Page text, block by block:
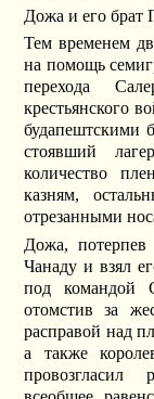
Дожа и его брат
Тем временем
на помощь
перехода
крестьянского
будапештскими
стоявший
количество
казням,
отрезанными
Дожа,
Чанаду и взял
под командой
отомстив за
расправой над
а также
провозгласил